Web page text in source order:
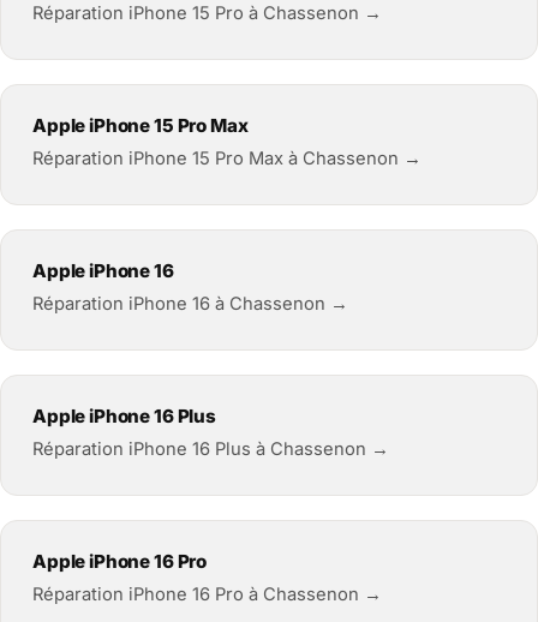
Réparation iPhone 15 Pro à Chassenon →
Apple iPhone 15 Pro Max
Réparation iPhone 15 Pro Max à Chassenon →
Apple iPhone 16
Réparation iPhone 16 à Chassenon →
Apple iPhone 16 Plus
Réparation iPhone 16 Plus à Chassenon →
Apple iPhone 16 Pro
Réparation iPhone 16 Pro à Chassenon →